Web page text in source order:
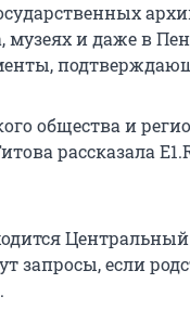
музеях и даже в
общества и
рассказала
запросы, если